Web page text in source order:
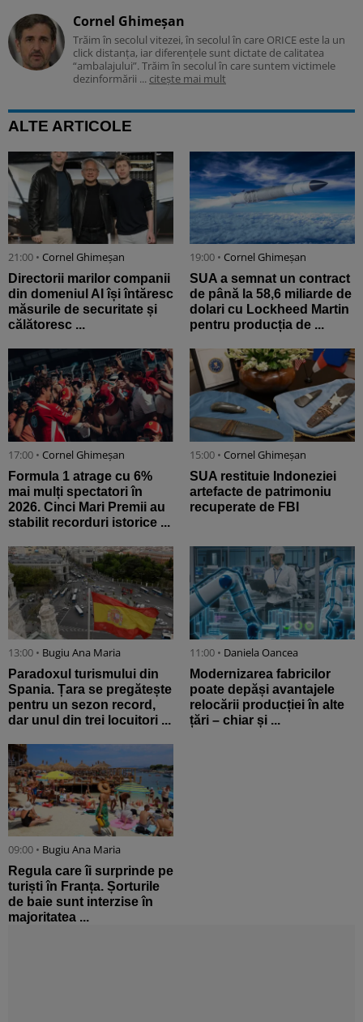
Cornel Ghimeșan
Trăim în secolul vitezei, în secolul în care ORICE este la un
click distanța, iar diferențele sunt dictate de calitatea
“ambalajului”. Trăim în secolul în care suntem victimele
dezinformării ... citește mai mult
ALTE ARTICOLE
21:00 • Cornel Ghimeșan
Directorii marilor companii
din domeniul AI își întăresc
măsurile de securitate și
călătoresc ...
19:00 • Cornel Ghimeșan
SUA a semnat un contract
de până la 58,6 miliarde de
dolari cu Lockheed Martin
pentru producția de ...
17:00 • Cornel Ghimeșan
Formula 1 atrage cu 6%
mai mulți spectatori în
2026. Cinci Mari Premii au
stabilit recorduri istorice ...
15:00 • Cornel Ghimeșan
SUA restituie Indoneziei
artefacte de patrimoniu
recuperate de FBI
13:00 • Bugiu ⁠Ana Maria
Paradoxul turismului din
Spania. Țara se pregătește
pentru un sezon record,
dar unul din trei locuitori ...
11:00 • Daniela Oancea
Modernizarea fabricilor
poate depăși avantajele
relocării producției în alte
țări – chiar și ...
09:00 • Bugiu ⁠Ana Maria
Regula care îi surprinde pe
turiști în Franța. Șorturile
de baie sunt interzise în
majoritatea ...